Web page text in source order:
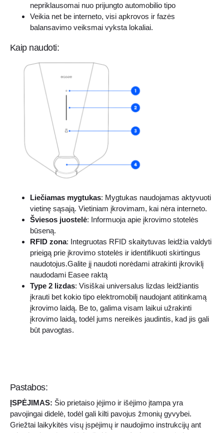
nepriklausomai nuo prijungto automobilio tipo
Veikia net be interneto, visi apkrovos ir fazės
balansavimo veiksmai vyksta lokaliai.
Kaip naudoti:
Liečiamas mygtukas: Mygtukas naudojamas aktyvuoti
vietinę sąsają. Vietiniam įkrovimam, kai nėra interneto.
Šviesos juostelė: Informuoja apie įkrovimo stotelės
būseną.
RFID zona: Integruotas RFID skaitytuvas leidžia valdyti
prieigą prie įkrovimo stotelės ir identifikuoti skirtingus
naudotojus.Galite jį naudoti norėdami atrakinti įkroviklį
naudodami Easee raktą
Type 2 lizdas: Visiškai universalus lizdas leidžiantis
įkrauti bet kokio tipo elektromobilį naudojant atitinkamą
įkrovimo laidą. Be to, galima visam laikui užrakinti
įkrovimo laidą, todėl jums nereikės jaudintis, kad jis gali
būt pavogtas.
Pastabos:
ĮSPĖJIMAS: Šio prietaiso įėjimo ir išėjimo įtampa yra
pavojingai didelė, todėl gali kilti pavojus žmonių gyvybei.
Griežtai laikykitės visų įspėjimų ir naudojimo instrukcijų ant